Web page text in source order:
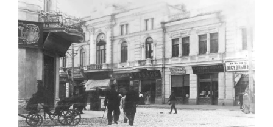
Фото Житомира період
до 1917 року
Leave a comment